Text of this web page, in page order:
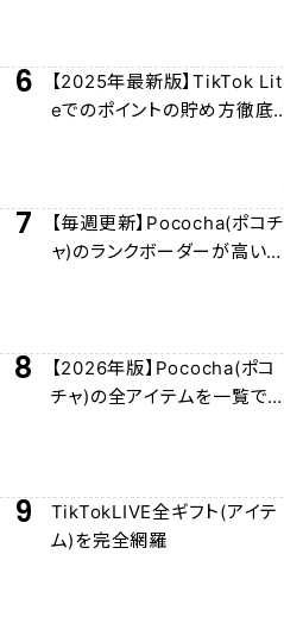
6
【2025年最新版】TikTok Lit
eでのポイントの貯め方徹底
7
【毎週更新】Pococha(ポコチ
ャ)のランクボーダーが高い日
8
【2026年版】Pococha(ポコ
チャ)の全アイテムを一覧でわ
9
TikTokLIVE全ギフト(アイテ
ム)を完全網羅